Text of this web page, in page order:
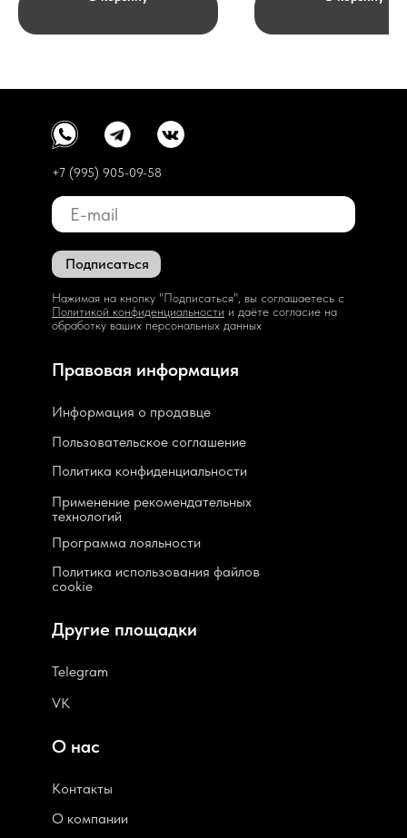
Подписаться
Нажимая на кнопку "Подписаться", вы соглашаетесь с
Политикой конфиденциальности и даёте согласие на
обработку ваших персональных данных
Пользовательское соглашение
Политика конфиденциальности
Программа лояльности
Политика использования файлов
cookie
Применение рекомендательных
технологий
Информация о продавце
Контакты
О компании
Telegram
VK
Правовая информация
О нас
Другие площадки
+7 (995) 905-09-58